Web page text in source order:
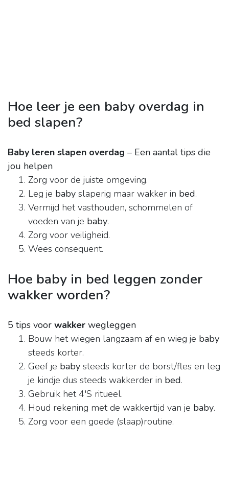
Hoe leer je een baby overdag in
bed slapen?
Baby leren slapen overdag – Een aantal tips die
jou helpen
Zorg voor de juiste omgeving.
Leg je baby slaperig maar wakker in bed.
Vermijd het vasthouden, schommelen of
voeden van je baby.
Zorg voor veiligheid.
Wees consequent.
Hoe baby in bed leggen zonder
wakker worden?
5 tips voor wakker wegleggen
Bouw het wiegen langzaam af en wieg je baby
steeds korter.
Geef je baby steeds korter de borst/fles en leg
je kindje dus steeds wakkerder in bed.
Gebruik het 4'S ritueel.
Houd rekening met de wakkertijd van je baby.
Zorg voor een goede (slaap)routine.